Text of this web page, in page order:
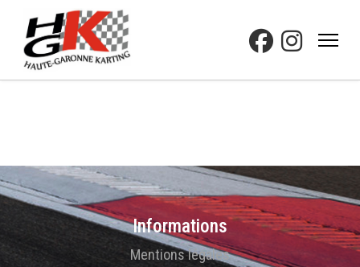
Informations
Mentions légales